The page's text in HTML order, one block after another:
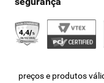
preços e produtos